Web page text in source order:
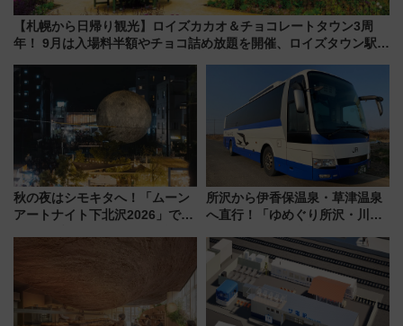
【札幌から日帰り観光】ロイズカカオ＆チョコレートタウン3周
年！ 9月は入場料半額やチョコ詰め放題を開催、ロイズタウン駅か
秋の夜はシモキタへ！「ムーン
アートナイト下北沢2026」でイ
所沢から伊香保温泉・草津温泉
へ直行！「ゆめぐり所沢・川越
軽に 運行ダイヤ・運賃を解説